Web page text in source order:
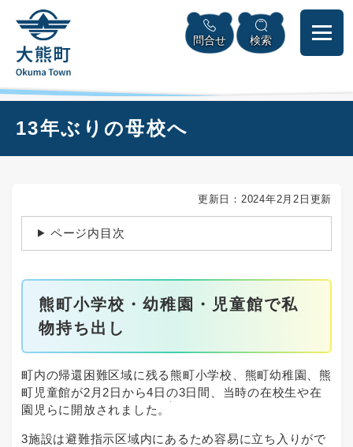
頭
メニューを飛ばして本文へ
問合せ 検索
13年ぶりの母校へ
更新日：2024年2月2日更新
ページ内目次
熊町小学校・幼稚園・児童館で私
物持ち出し
町内の帰還困難区域に残る熊町小学校、熊町幼稚園、熊
町児童館が2月2日から4日の3日間、当時の在校生や在
園児らに開放されました。
3施設は避難指示区域内にあるため容易に立ち入りがで